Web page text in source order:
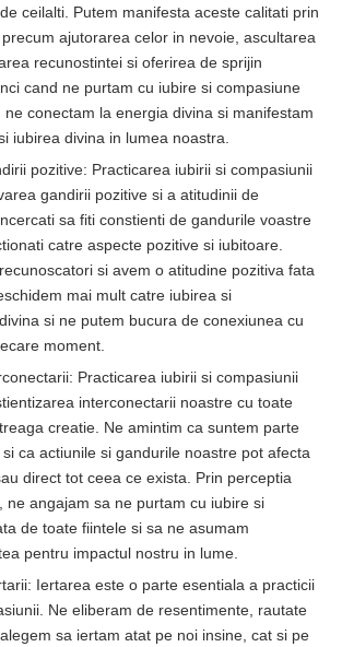
ceilalti. Putem manifesta aceste calitati prin
ajutorarea celor in nevoie, ascultarea
recunostintei si oferirea de sprijin
cand ne purtam cu iubire si compasiune
ne conectam la energia divina si manifestam
iubirea divina in lumea noastra.
pozitive: Practicarea iubirii si compasiunii
gandirii pozitive si a atitudinii de
sa fiti constienti de gandurile voastre
catre aspecte pozitive si iubitoare.
si avem o atitudine pozitiva fata
mai mult catre iubirea si
si ne putem bucura de conexiunea cu
moment.
Practicarea iubirii si compasiunii
interconectarii noastre cu toate
creatie. Ne amintim ca suntem parte
ca actiunile si gandurile noastre pot afecta
direct tot ceea ce exista. Prin perceptia
ne angajam sa ne purtam cu iubire si
de toate fiintele si sa ne asumam
pentru impactul nostru in lume.
Iertarea este o parte esentiala a practicii
Ne eliberam de resentimente, rautate
sa iertam atat pe noi insine, cat si pe